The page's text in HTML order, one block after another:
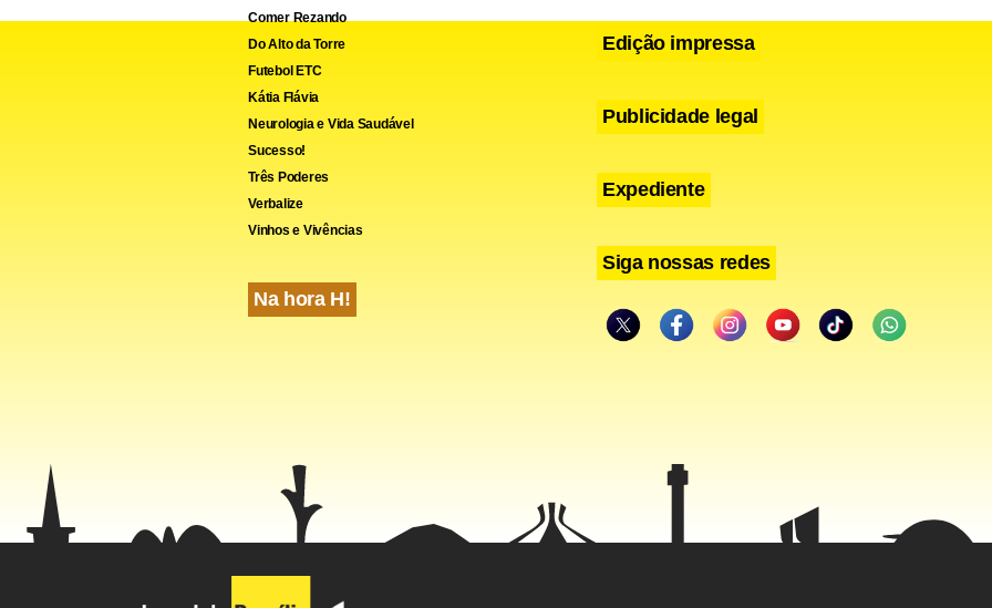
Comer Rezando
Do Alto da Torre
Futebol ETC
Kátia Flávia
Neurologia e Vida Saudável
Sucesso!
Três Poderes
Verbalize
Vinhos e Vivências
Na hora H!
Edição impressa
Publicidade legal
Expediente
Siga nossas redes